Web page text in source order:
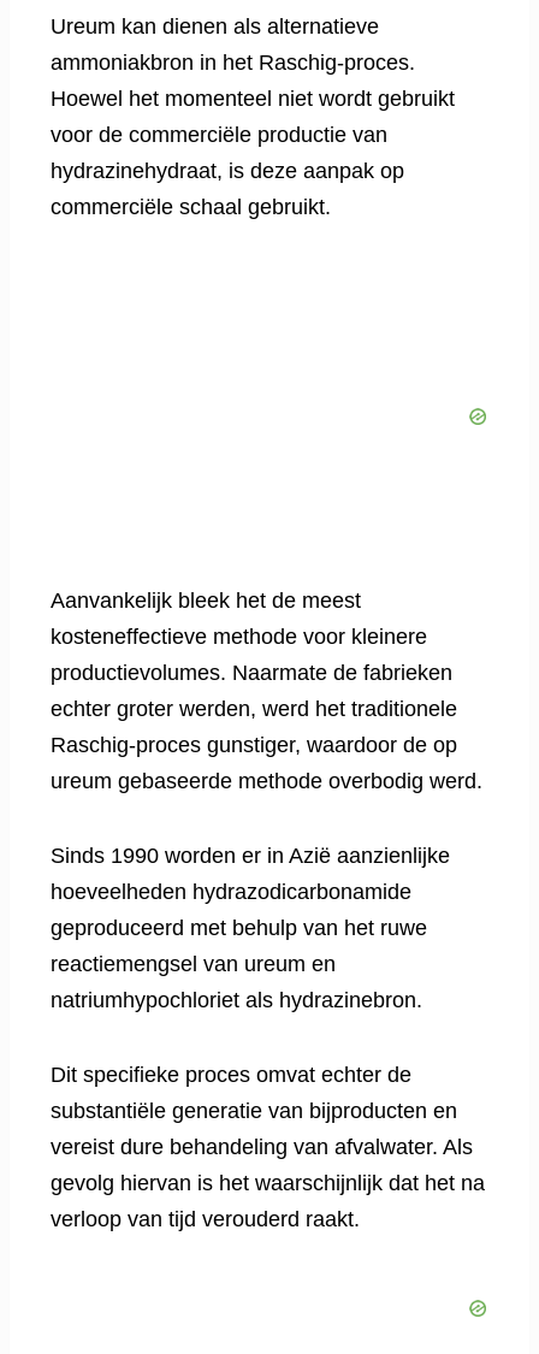
Ureum kan dienen als alternatieve
ammoniakbron in het Raschig-proces.
Hoewel het momenteel niet wordt gebruikt
voor de commerciële productie van
hydrazinehydraat, is deze aanpak op
commerciële schaal gebruikt.
Aanvankelijk bleek het de meest
kosteneffectieve methode voor kleinere
productievolumes. Naarmate de fabrieken
echter groter werden, werd het traditionele
Raschig-proces gunstiger, waardoor de op
ureum gebaseerde methode overbodig werd.
Sinds 1990 worden er in Azië aanzienlijke
hoeveelheden hydrazodicarbonamide
geproduceerd met behulp van het ruwe
reactiemengsel van ureum en
natriumhypochloriet als hydrazinebron.
Dit specifieke proces omvat echter de
substantiële generatie van bijproducten en
vereist dure behandeling van afvalwater. Als
gevolg hiervan is het waarschijnlijk dat het na
verloop van tijd verouderd raakt.